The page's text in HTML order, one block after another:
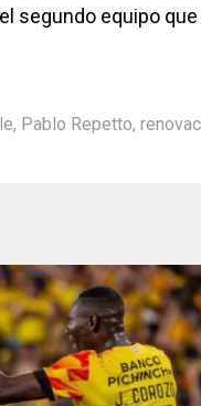
segundo equipo
, Pablo Repetto,